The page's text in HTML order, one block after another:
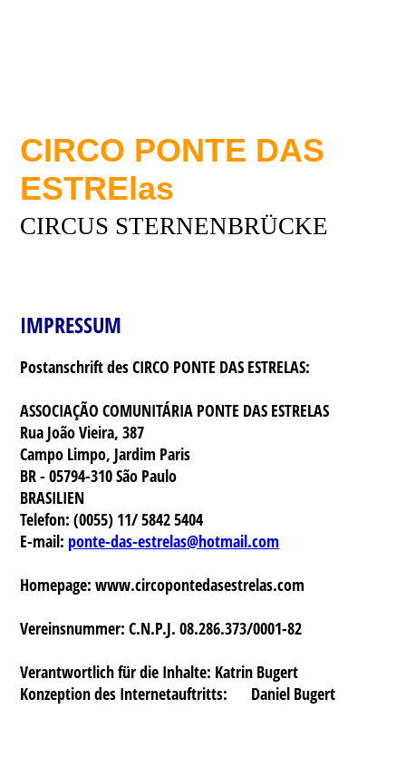
CIRCO PONTE DAS
ESTRElas
CIRCUS STERNENBRÜCKE
IMPRESSUM
Postanschrift des CIRCO PONTE DAS ESTRELAS:
ASSOCIAÇÃO COMUNITÁRIA PONTE DAS ESTRELAS
Rua João Vieira, 387
Campo Limpo, Jardim Paris
BR - 05794-310 São Paulo
BRASILIEN
Telefon: (0055) 11/ 5842 5404
E-mail: ponte-das-estrelas@hotmail.com
Homepage: www.circopontedasestrelas.com
Vereinsnummer: C.N.P.J. 08.286.373/0001-82
Verantwortlich für die Inhalte: Katrin Bugert
Konzeption des Internetauftritts:
Daniel Bugert